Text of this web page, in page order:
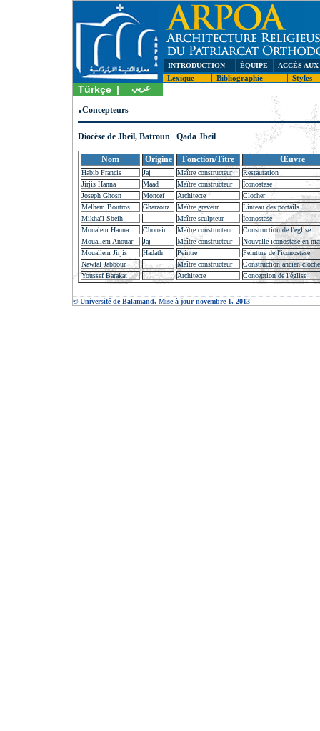
INTRODUCTION ÉQUIPE ACCÈS
Lexique Bibliographie Styles
Türkçe |
.Concepteurs
Diocèse de Jbeil, Batroun Qada Jbeil
Nom Origine Fonction/Titre Œuvre
Habib Francis Jaj Maître constructeur
Restauration
Jirjis Hanna
Maad Maître constructeur
Iconostase
Joseph Ghosn
Moncef Architecte
Clocher
Melhem Boutros
Gharzouz Maître graveur
Linteau des portails
Mikhaïl Sbeih
Maître sculpteur
Iconostase
Moualem Hanna
Choueir Maître constructeur
Construction de l'église
Mouallem Anouar
Jaj Maître constructeur
Nouvelle iconostase en
Mouallem Jirjis
Hadath Peintre
Peinture de l'iconostase
Nawfal Jabbour
Maître constructeur
Construction ancien
Youssef Barakat
Architecte Conception de l'église
© Université de Balamand, Mise à jour novembre 1, 2013